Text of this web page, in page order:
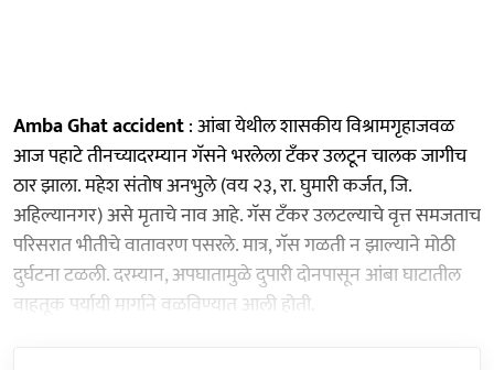
Amba Ghat accident: आंबा येथील शासकीय विश्रामगृहाजवळ
आज पहाटे तीनच्यादरम्यान गॅसने भरलेला टॅंकर उलटून चालक जागीच
ठार झाला. महेश संतोष अनभुले (वय २३, रा. घुमारी कर्जत, जि.
अहिल्यानगर) असे मृताचे नाव आहे. गॅस टँकर उलटल्याचे वृत्त समजताच
परिसरात भीतीचे वातावरण पसरले. मात्र, गॅस गळती न झाल्याने मोठी
दुर्घटना टळली. दरम्यान, अपघातामुळे दुपारी दोनपासून आंबा घाटातील
वाहतूक पर्यायी मार्गाने वळविण्यात आली होती.